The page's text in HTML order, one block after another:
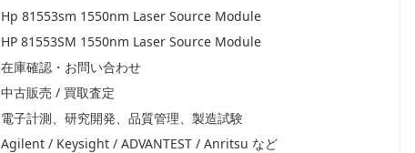
Hp 81553sm 1550nm Laser Source Module
HP 81553SM 1550nm Laser Source Module
在庫確認・お問い合わせ
中古販売 / 買取査定
電子計測、研究開発、品質管理、製造試験
Agilent / Keysight / ADVANTEST / Anritsu など